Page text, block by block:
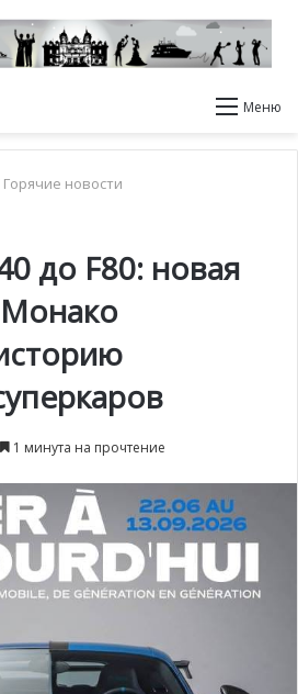
Меню
Горячие новости
до F80: новая
Монако
1 минута на прочтение